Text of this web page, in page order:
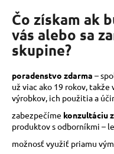
Čo získam ak
vás alebo sa
skupine?
poradenstvo zdarma –
už viac ako 19 rokov,
výrobkov, ich použitia a
zabezpečíme konzultáciu
produktov s odborníkmi –
možnosť využiť priamu